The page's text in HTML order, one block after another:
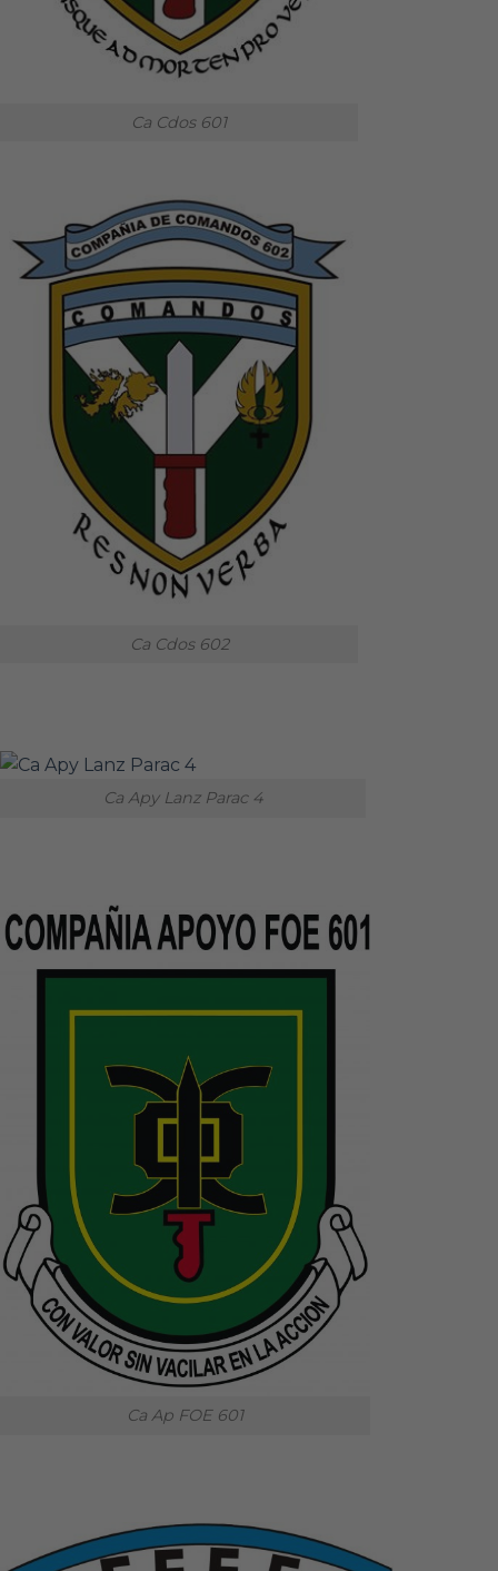
Ca Cdos 601
Ca Cdos 602
Ca Apy Lanz Parac 4
Ca Ap FOE 601